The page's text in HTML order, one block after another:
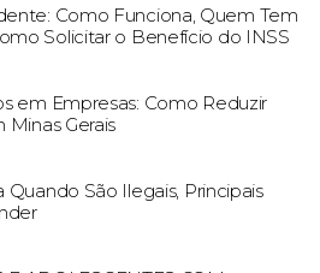
Como Funciona, Quem Tem
Solicitar o Benefício do INSS
em Empresas: Como Reduzir
Minas Gerais
Quando São Ilegais, Principais